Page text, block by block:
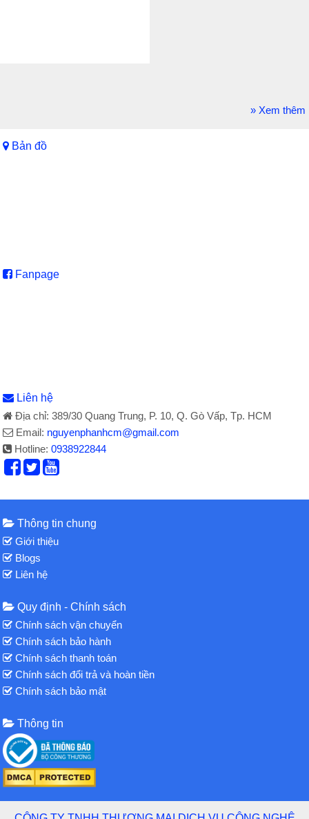
» Xem thêm
Bản đồ
Fanpage
Liên hệ
Địa chỉ: 389/30 Quang Trung, P. 10, Q. Gò Vấp, Tp. HCM
Email: nguyenphanhcm@gmail.com
Hotline:0938922844
Thông tin chung
Giới thiệu
Blogs
Liên hệ
Quy định - Chính sách
Chính sách vận chuyển
Chính sách bảo hành
Chính sách thanh toán
Chính sách đổi trả và hoàn tiền
Chính sách bảo mật
Thông tin